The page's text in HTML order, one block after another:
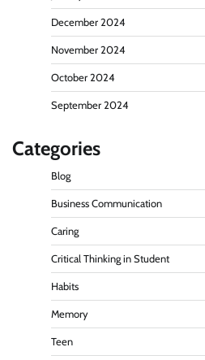
December 2024
November 2024
October 2024
September 2024
Categories
Blog
Business Communication
Caring
Critical Thinking in Student
Habits
Memory
Teen